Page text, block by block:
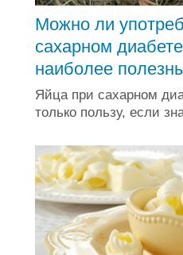
Можно ли
сахарном
наиболее
Яйца при сахарном
только пользу, если